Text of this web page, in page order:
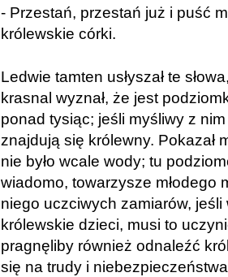
- Przestań, przestań już i puść
królewskie córki.
Ledwie tamten usłyszał te
krasnal wyznał, że jest
ponad tysiąc; jeśli myśliwy z
znajdują się królewny. Pokazał
nie było wcale wody; tu
wiadomo, towarzysze młodego
niego uczciwych zamiarów,
królewskie dzieci, musi to
pragnęliby również odnaleźć
się na trudy i